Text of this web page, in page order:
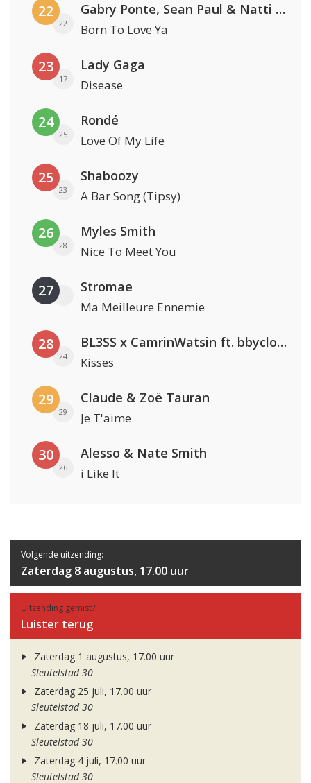
22
22
Gabry Ponte, Sean Paul & Natti Natasha
Born To Love Ya
23
17
Lady Gaga
Disease
24
25
Rondé
Love Of My Life
25
23
Shaboozy
A Bar Song (Tipsy)
26
28
Myles Smith
Nice To Meet You
27 Stromae
Ma Meilleure Ennemie
28
24
BL3SS x CamrinWatsin ft. bbyclose
Kisses
29
29
Claude & Zoë Tauran
Je T'aime
30
26
Alesso & Nate Smith
i Like It
Volgende uitzending:
Zaterdag 8 augustus, 17.00 uur
Uitzending gemist?
Luister terug
Zaterdag 1 augustus, 17.00 uur
Sleutelstad 30
Zaterdag 25 juli, 17.00 uur
Sleutelstad 30
Zaterdag 18 juli, 17.00 uur
Sleutelstad 30
Zaterdag 4 juli, 17.00 uur
Sleutelstad 30